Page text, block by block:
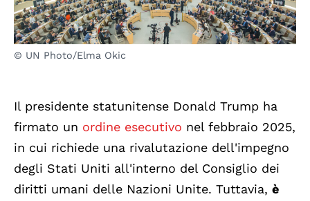
© UN Photo/Elma Okic
Il presidente statunitense Donald Trump ha
firmato un ordine esecutivo nel febbraio 2025,
in cui richiede una rivalutazione dell'impegno
degli Stati Uniti all'interno del Consiglio dei
diritti umani delle Nazioni Unite. Tuttavia, è